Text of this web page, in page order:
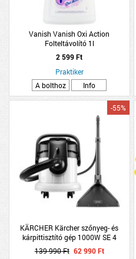
Vanish Vanish Oxi Action
Folteltávolító 1l
2 599 Ft
Praktiker
A bolthoz
Info
KÄRCHER Kärcher szőnyeg- és
kárpittisztító gép 1000W SE 4
-55%
139 990 Ft 62 990 Ft